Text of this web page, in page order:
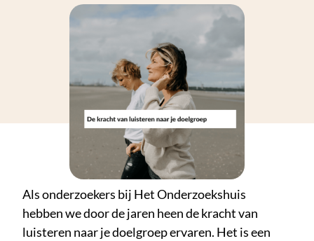
Als onderzoekers bij Het Onderzoekshuis
hebben we door de jaren heen de kracht van
luisteren naar je doelgroep ervaren. Het is een